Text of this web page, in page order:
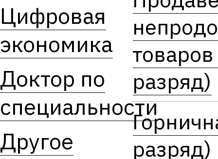
Цифровая
экономика
Доктор по
специальности
Другое
разряд)
разряд)